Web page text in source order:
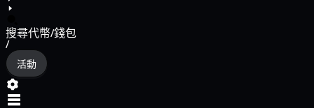
搜尋代幣/錢包
/
活動